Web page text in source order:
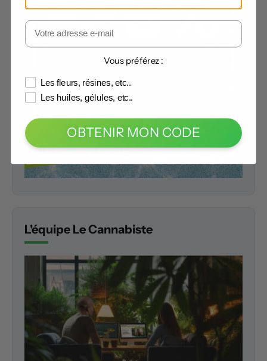
L'équipe Le Cannabiste
Vous préférez :
Les fleurs, résines, etc..
Les huiles, gélules, etc..
OBTENIR MON CODE